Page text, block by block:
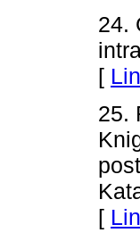
24.
[
25.
[